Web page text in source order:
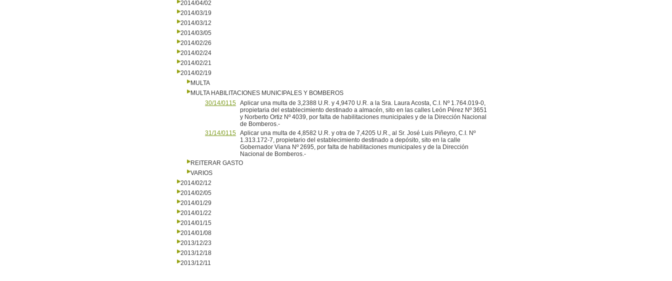
2014/04/02
2014/03/19
2014/03/12
2014/03/05
2014/02/26
2014/02/24
2014/02/21
2014/02/19
MULTA
MULTA HABILITACIONES MUNICIPALES Y BOMBEROS
30/14/0115 Aplicar una multa de 3,2388 U.R. y 4,9470 U.R. a la Sra. Laura Acosta, C.I. Nº 1.764.019-0,
propietaria del establecimiento destinado a almacén, sito en las calles León Pérez Nº 3651
y Norberto Ortiz Nº 4039, por falta de habilitaciones municipales y de la Dirección Nacional
de Bomberos.-
31/14/0115 Aplicar una multa de 4,8582 U.R. y otra de 7,4205 U.R., al Sr. José Luis Piñeyro, C.I. Nº
1.313.172-7, propietario del establecimiento destinado a depósito, sito en la calle
Gobernador Viana Nº 2695, por falta de habilitaciones municipales y de la Dirección
Nacional de Bomberos.-
REITERAR GASTO
VARIOS
2014/02/12
2014/02/05
2014/01/29
2014/01/22
2014/01/15
2014/01/08
2013/12/23
2013/12/18
2013/12/11